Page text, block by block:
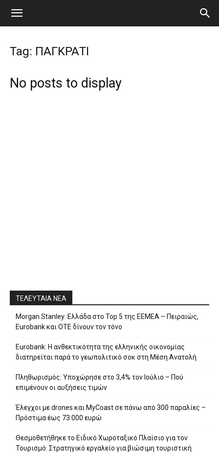
Tag: ΠΑΓΚΡΑΤΙ
No posts to display
ΤΕΛΕΥΤΑΙΑ ΝΕΑ
Morgan Stanley: Ελλάδα στο Top 5 της EEMEA – Πειραιώς,
Eurobank και ΟΤΕ δίνουν τον τόνο
Eurobank: Η ανθεκτικότητα της ελληνικής οικονομίας
διατηρείται παρά το γεωπολιτικό σοκ στη Μέση Ανατολή
Πληθωρισμός: Υποχώρησε στο 3,4% τον Ιούλιο – Πού
επιμένουν οι αυξήσεις τιμών
Έλεγχοι με drones και MyCoast σε πάνω από 300 παραλίες –
Πρόστιμα έως 73.000 ευρώ
Θεσμοθετήθηκε το Ειδικό Χωροταξικό Πλαίσιο για τον
Τουρισμό: Στρατηγικό εργαλείο για βιώσιμη τουριστική